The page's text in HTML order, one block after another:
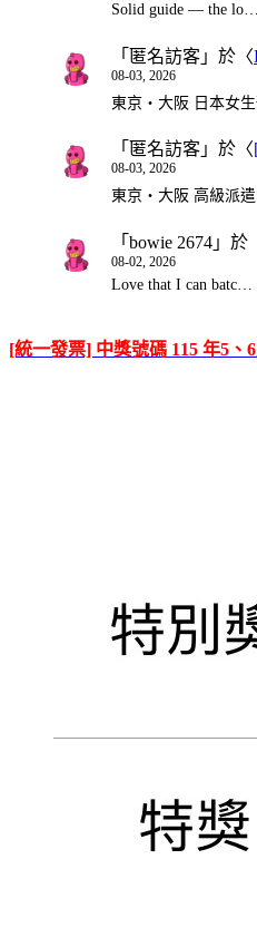
Solid guide — the lo…
「 匿名訪客 」於〈
08-03, 2026
東京・大阪 日本女
「 匿名訪客 」於〈
08-03, 2026
東京・大阪 高級派
「 bowie 2674 」於
08-02, 2026
Love that I can batc…
[統一發票] 中獎號碼 115 年5、6